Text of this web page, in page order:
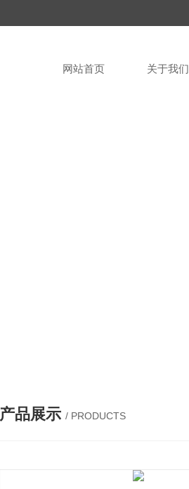
网站首页 关于我们
产品展示 / PRODUCTS